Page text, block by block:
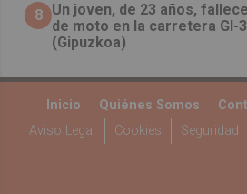
8 Un joven, de 23 años,
de moto en la carretera GI-
(Gipuzkoa)
Inicio Quiénes Somos
Aviso Legal
Cookies Seguridad